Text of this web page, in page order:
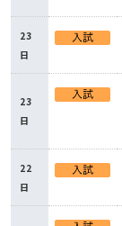
23
日
23
日
22
日